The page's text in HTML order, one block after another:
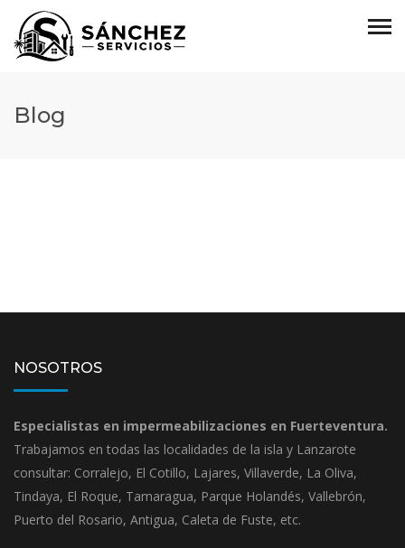
Blog
NOSOTROS
Especialistas en impermeabilizaciones en Fuerteventura.
Trabajamos en todas las localidades de la isla y Lanzarote
consultar: Corralejo, El Cotillo, Lajares, Villaverde, La Oliva,
Tindaya, El Roque, Tamaragua, Parque Holandés, Vallebrón,
Puerto del Rosario, Antigua, Caleta de Fuste, etc.